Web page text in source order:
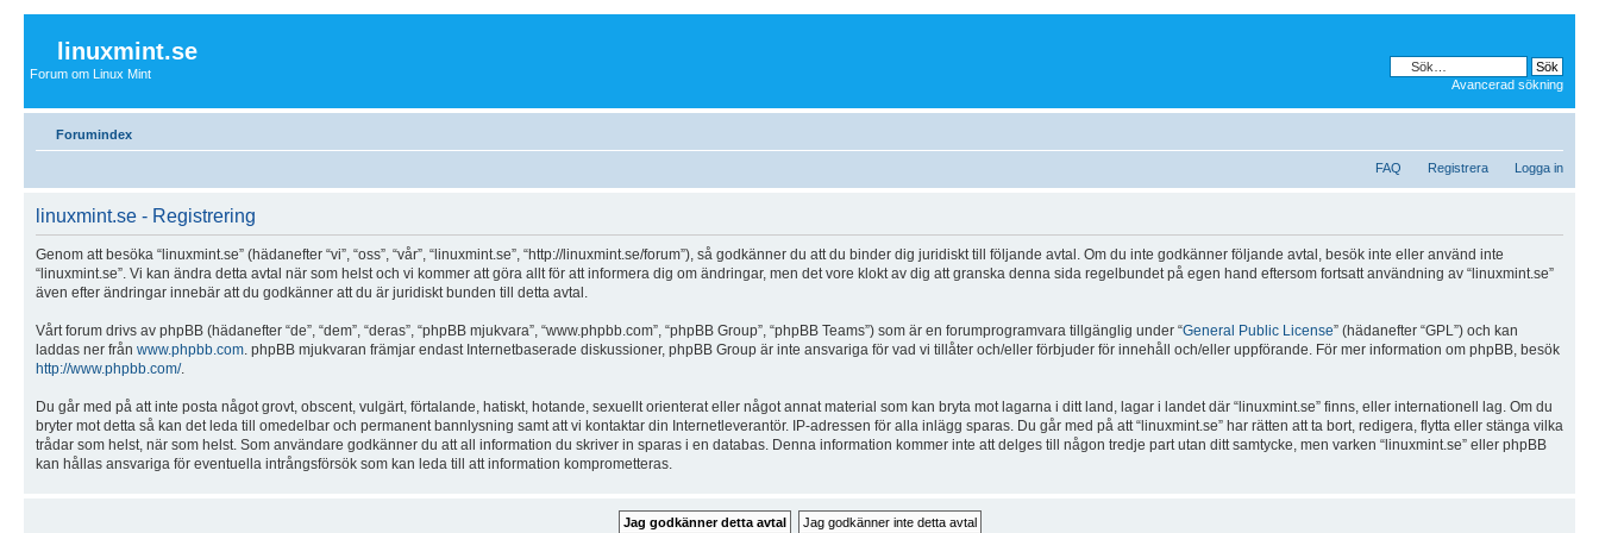
linuxmint.se
Forum om Linux Mint
Avancerad sökning
Forumindex
FAQ Registrera Logga in
linuxmint.se - Registrering
Genom att besöka “linuxmint.se” (hädanefter “vi”, “oss”, “vår”, “linuxmint.se”, “http://linuxmint.se/forum”), så godkänner du att du binder dig juridiskt till följande avtal. Om du inte godkänner följande avtal, besök inte eller använd inte
“linuxmint.se”. Vi kan ändra detta avtal när som helst och vi kommer att göra allt för att informera dig om ändringar, men det vore klokt av dig att granska denna sida regelbundet på egen hand eftersom fortsatt användning av “linuxmint.se”
även efter ändringar innebär att du godkänner att du är juridiskt bunden till detta avtal.
Vårt forum drivs av phpBB (hädanefter “de”, “dem”, “deras”, “phpBB mjukvara”, “www.phpbb.com”, “phpBB Group”, “phpBB Teams”) som är en forumprogramvara tillgänglig under “General Public License” (hädanefter “GPL”) och kan
laddas ner från www.phpbb.com . phpBB mjukvaran främjar endast Internetbaserade diskussioner, phpBB Group är inte ansvariga för vad vi tillåter och/eller förbjuder för innehåll och/eller uppförande. För mer information om phpBB, besök
http://www.phpbb.com/.
Du går med på att inte posta något grovt, obscent, vulgärt, förtalande, hatiskt, hotande, sexuellt orienterat eller något annat material som kan bryta mot lagarna i ditt land, lagar i landet där “linuxmint.se” finns, eller internationell lag. Om du
bryter mot detta så kan det leda till omedelbar och permanent bannlysning samt att vi kontaktar din Internetleverantör. IP-adressen för alla inlägg sparas. Du går med på att “linuxmint.se” har rätten att ta bort, redigera, flytta eller stänga vilka
trådar som helst, när som helst. Som användare godkänner du att all information du skriver in sparas i en databas. Denna information kommer inte att delges till någon tredje part utan ditt samtycke, men varken “linuxmint.se” eller phpBB
kan hållas ansvariga för eventuella intrångsförsök som kan leda till att information komprometteras.